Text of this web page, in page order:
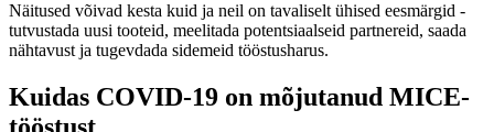
Näitused võivad kesta kuid ja neil on tavaliselt ühised eesmärgid -
tutvustada uusi tooteid, meelitada potentsiaalseid partnereid, saada
nähtavust ja tugevdada sidemeid tööstusharus.
Kuidas COVID-19 on mõjutanud MICE-